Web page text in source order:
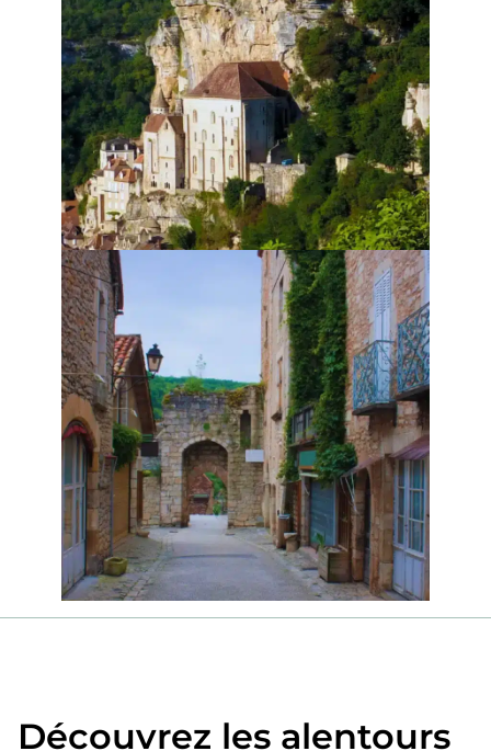
Découvrez les alentours